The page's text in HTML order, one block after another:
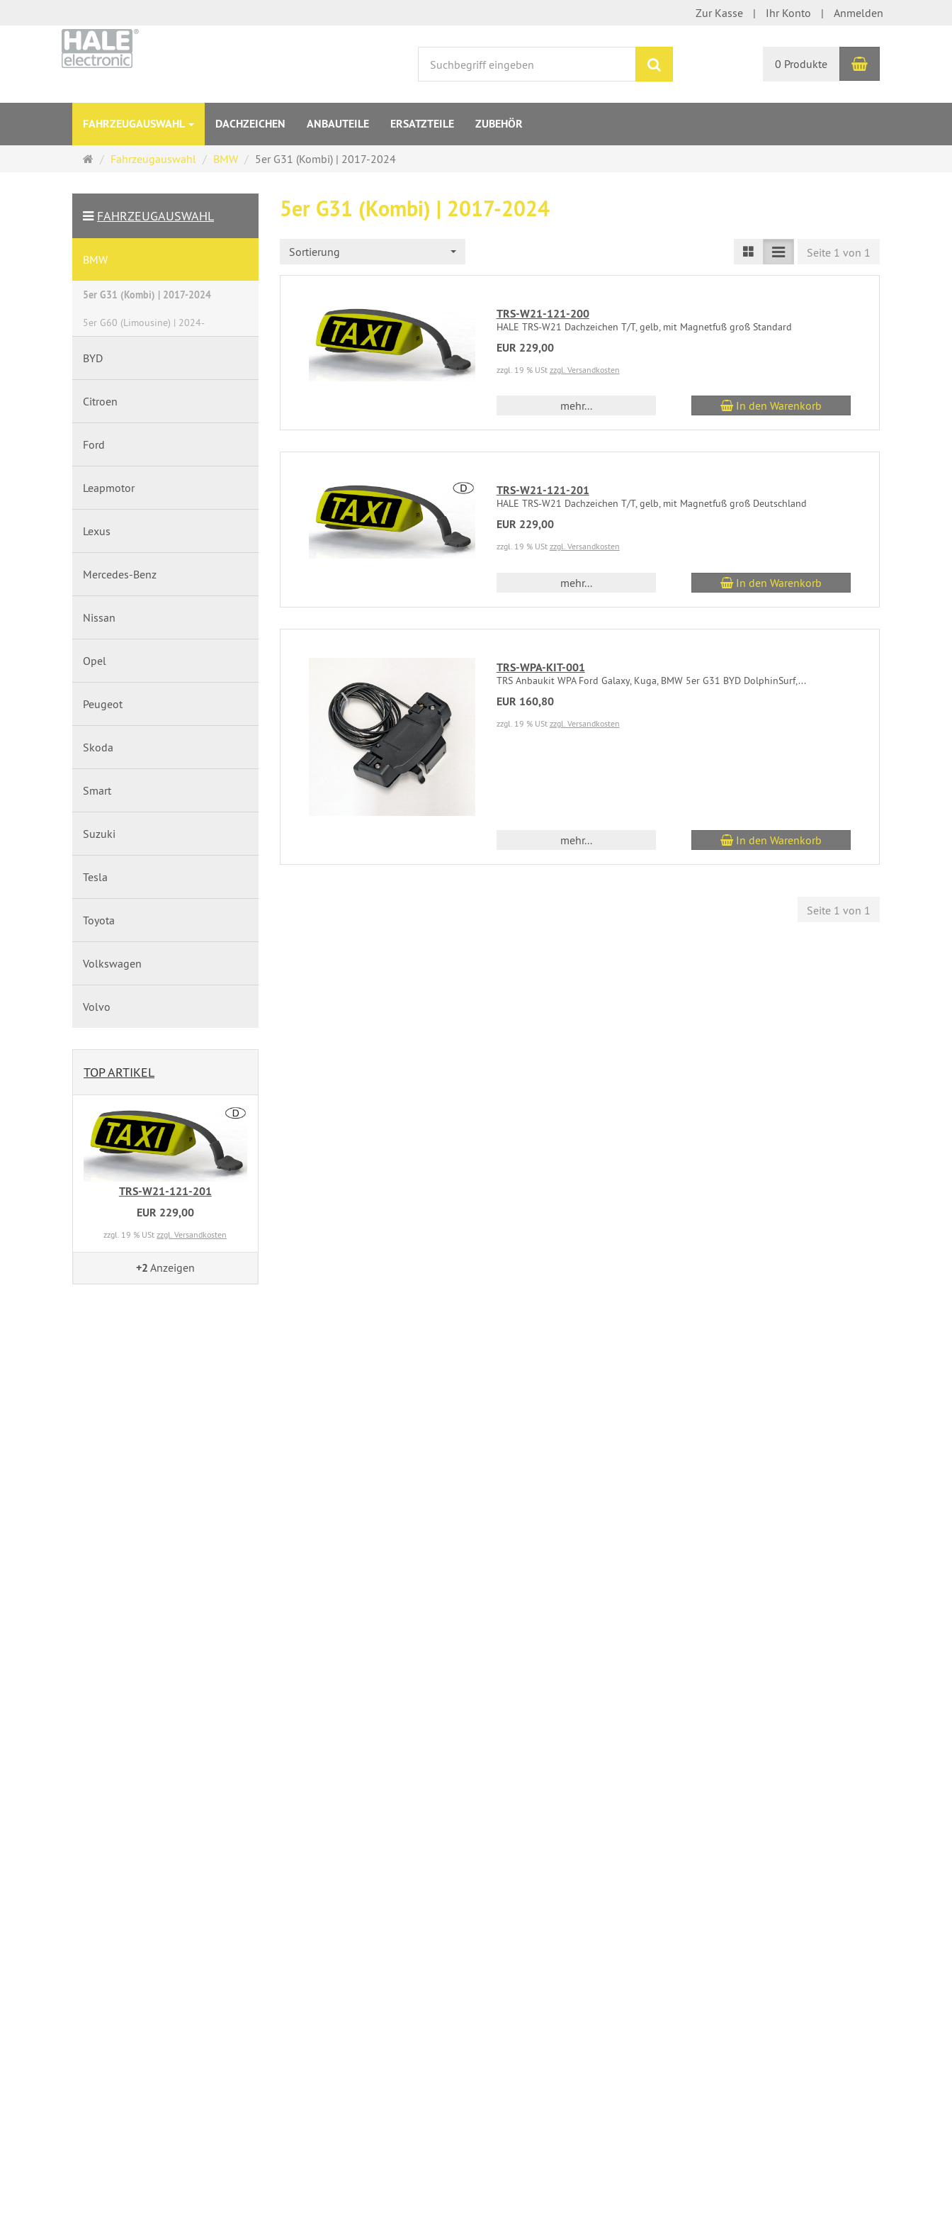
Zur Kasse Ihr Konto Anmelden
0 Produkte Warenkorb
FAHRZEUGAUSWAHL DACHZEICHEN ANBAUTEILE ERSATZTEILE ZUBEHÖR
Startseite
Fahrzeugauswahl BMW 5er G31 (Kombi) | 2017-2024
5er G31 (Kombi) | 2017-2024
Sortierung Seite 1 von 1
TRS-W21-121-200
HALE TRS-W21 Dachzeichen T/T, gelb, mit Magnetfuß groß Standard
EUR 229,00
zzgl. 19 % USt zzgl. Versandkosten
mehr... In den Warenkorb
TRS-W21-121-201
HALE TRS-W21 Dachzeichen T/T, gelb, mit Magnetfuß groß Deutschland
EUR 229,00
zzgl. 19 % USt zzgl. Versandkosten
mehr... In den Warenkorb
TRS-WPA-KIT-001
TRS Anbaukit WPA Ford Galaxy, Kuga, BMW 5er G31 BYD DolphinSurf,...
EUR 160,80
zzgl. 19 % USt zzgl. Versandkosten
mehr... In den Warenkorb
Seite 1 von 1
FAHRZEUGAUSWAHL
BMW
5er G31 (Kombi) | 2017-2024
5er G60 (Limousine) | 2024-
BYD
Citroen
Ford
Leapmotor
Lexus
Mercedes-Benz
Nissan
Opel
Peugeot
Skoda
Smart
Suzuki
Tesla
Toyota
Volkswagen
Volvo
TOP ARTIKEL
TRS-W21-121-201
EUR 229,00
zzgl. 19 % UStzzgl. Versandkosten
+2 Anzeigen